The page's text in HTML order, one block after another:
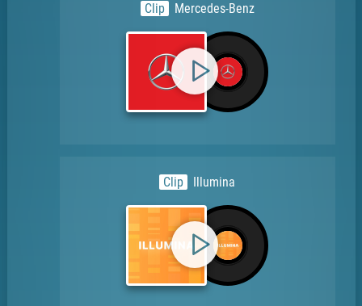
Clip Mercedes-Benz
Clip Illumina